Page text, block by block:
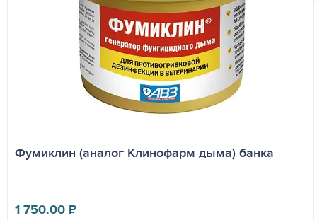
Фумиклин (аналог Клинофарм дыма) банка
1 750.00₽